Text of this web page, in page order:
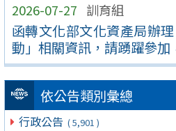
2026-07-27 訓育組
函轉文化部文化資產局辦
動」相關資訊，請踴躍參加
依公告類別彙總
行政公告 ( 5,901 )